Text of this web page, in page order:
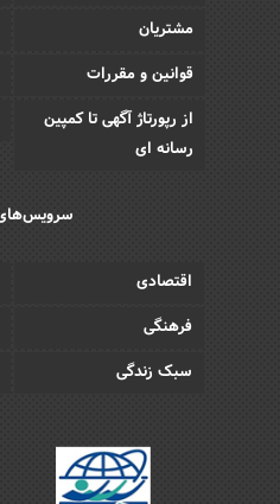
مشتریان
قوانین و مقررات
از رپورتاژ آگهی تا کمپین
رسانه ای
اقتصادی
فرهنگی
سبک زندگی